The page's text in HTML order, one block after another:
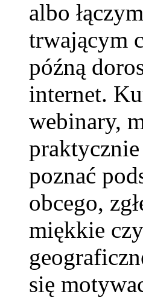
albo
trwającym
późną
internet.
webinary,
poznać
obcego,
miękkie
się